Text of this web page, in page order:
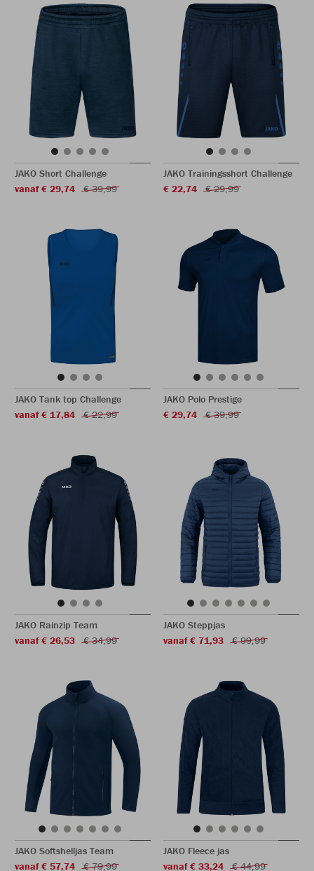
JAKO Short Challenge
vanaf € 29,74
€ 39,99
JAKO Trainingsshort Challenge
€ 22,74
€ 29,99
JAKO Tank top Challenge
vanaf € 17,84
€ 22,99
JAKO Polo Prestige
€ 29,74
€ 39,99
JAKO Rainzip Team
vanaf € 26,53
€ 34,99
JAKO Steppjas
vanaf € 71,93
€ 99,99
JAKO Softshelljas Team
vanaf € 57,74
€ 79,99
JAKO Fleece jas
vanaf € 33,24
€ 44,99